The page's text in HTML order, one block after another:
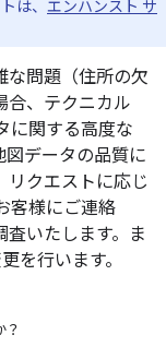
は、 エンハンスト サ
な問題（住所の欠
合、テクニカル
に関する高度な
データの品質に
リクエストに応じ
客様にご連絡
査いたします。ま
を行います。
？